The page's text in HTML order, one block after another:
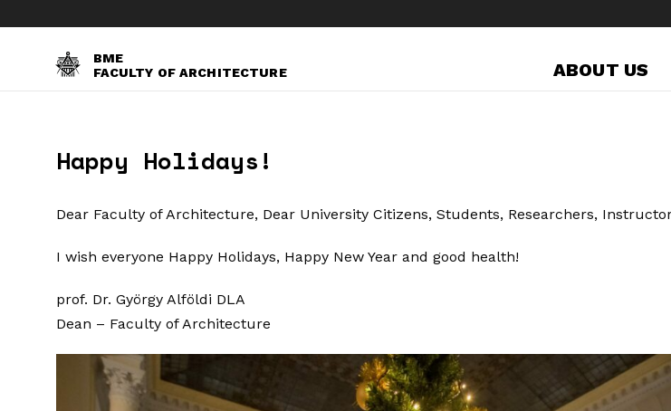
BME
FACULTY OF ARCHITECTURE
ABOUT US
Happy Holidays!
Dear Faculty of Architecture, Dear University Citizens, Students, Researchers,
I wish everyone Happy Holidays, Happy New Year and good health!
prof. Dr. György Alföldi DLA
Dean – Faculty of Architecture